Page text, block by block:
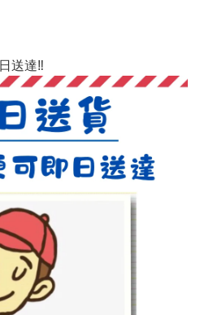
送達‼️